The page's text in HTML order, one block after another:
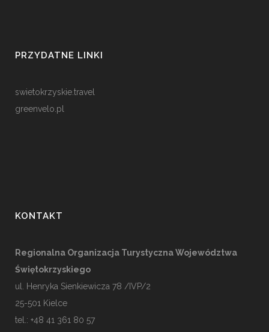
PRZYDATNE LINKI
swietokrzyskie.travel
greenvelo.pl
KONTAKT
Regionalna Organizacja Turystyczna Województwa
Świętokrzyskiego
ul. Henryka Sienkiewicza 78 /IVP/2
25-501 Kielce
tel.: +48 41 361 80 57